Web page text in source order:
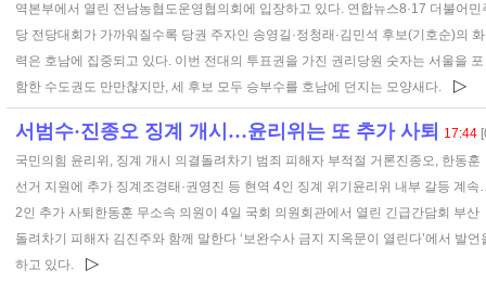
역본부에서 열린 전남농협도운영협의회에 입장하고 있다. 연합뉴스8·17 더불어민
당 전당대회가 가까워질수록 당권 주자인 송영길·정청래·김민석 후보(기호순)의 화
력은 호남에 집중되고 있다. 이번 전대의 투표권을 가진 권리당원 숫자는 서울을 포
함한 수도권도 만만찮지만, 세 후보 모두 승부수를 호남에 던지는 모양새다.
▷
서범수·진종오 징계 개시…윤리위는 또 추가 사퇴 17:44
국민의힘 윤리위, 징계 개시 의결돌려차기 범죄 피해자 부적절 거론진종오, 한동훈
선거 지원에 추가 징계조경태·권영진 등 현역 4인 징계 위기윤리위 내부 갈등 계
2인 추가 사퇴한동훈 무소속 의원이 4일 국회 의원회관에서 열린 긴급간담회 부산
돌려차기 피해자 김진주와 함께 말한다 ‘보완수사 금지 지옥문이 열린다’에서 발언
하고 있다.
▷